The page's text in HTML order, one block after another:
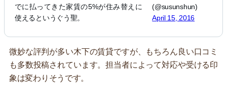
でに払ってきた家賃の5%が住み替えに
使えるというぐう聖。
(@susunshun)
April 15, 2016
微妙な評判が多い木下の賃貸ですが、もちろん良い口コミ
も多数投稿されています。担当者によって対応や受ける印
象は変わりそうです。